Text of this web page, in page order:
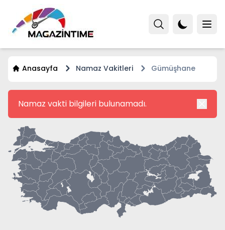
Anasayfa Namaz Vakitleri Gümüşhane
Namaz vakti bilgileri bulunamadı.